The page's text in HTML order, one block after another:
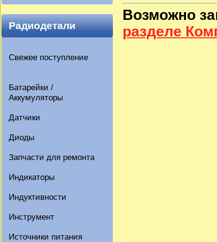
Радиодетали
Свежее поступление
Батарейки /
Аккумуляторы
Датчики
Диоды
Запчасти для ремонта
Индикаторы
Индуктивности
Инструмент
Источники питания
Возможно
разделе